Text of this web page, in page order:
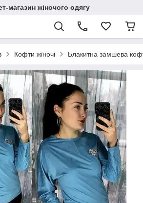
магазин жіночого одягу
Кофти жіночі Блакитна замшева